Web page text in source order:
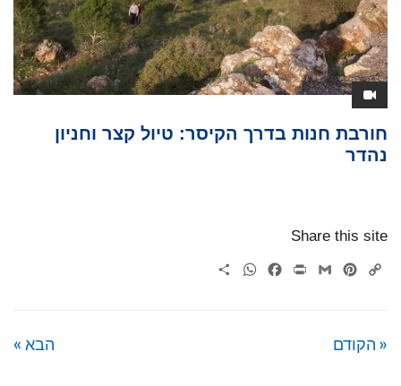
חורבת חנות בדרך הקיסר: טיול קצר וחניון
נהדר
Share this site
Copy
Pinterest
Gmail
Print
Facebook
WhatsApp
« הקודם הבא »